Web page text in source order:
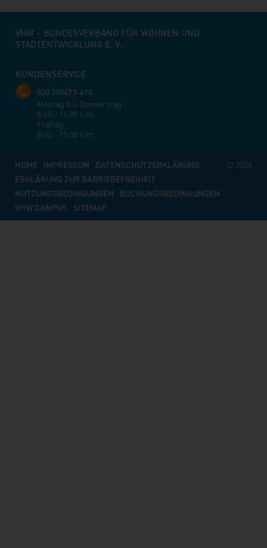
VHW – BUNDESVERBAND FÜR WOHNEN UND
STADTENTWICKLUNG E. V.
KUNDENSERVICE
030 390473-610
Montag bis Donnerstag
8:00 - 16:00 Uhr,
Freitag
8:00 - 13:00 Uhr
© 2026
HOME IMPRESSUM
DATENSCHUTZERKLÄRUNG
ERKLÄRUNG ZUR BARRIEREFREIHEIT
NUTZUNGSBEDINGUNGEN
BUCHUNGSBEDINGUNGEN
VHW CAMPUS
SITEMAP